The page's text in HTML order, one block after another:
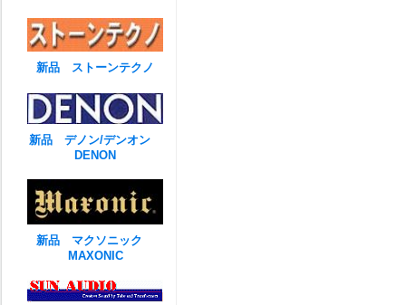
新品 ストーンテクノ
新品 デノン/デンオン
DENON
新品 マクソニック
MAXONIC